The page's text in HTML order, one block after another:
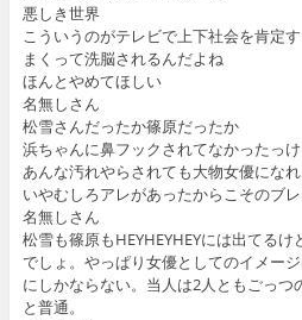
悪しき世界
こういうのがテレビで上下社会を肯定
まくって洗脳されるんだよね
ほんとやめてほしい
名無しさん
松雪さんだったか篠原だったか
浜ちゃんに鼻フックされてなかったっ
あんな汚れやらされても大物女優になれ
いやむしろアレがあったからこそのブ
名無しさん
松雪も篠原もHEYHEYHEYには出てる
でしょ。やっぱり女優としてのイメー
にしかならない。当人は2人ともごっつ
と普通。